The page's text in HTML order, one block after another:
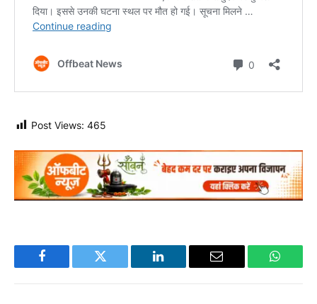
Post Views: 465
Facebook Twitter LinkedIn Email